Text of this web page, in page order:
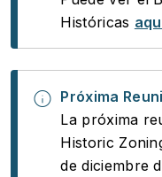
Históricas
Próxima
La próxima
Historic
de diciembre